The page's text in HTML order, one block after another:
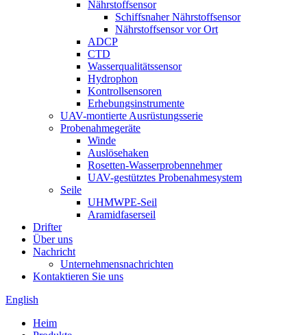
Nährstoffsensor
Schiffsnaher Nährstoffsensor
Nährstoffsensor vor Ort
ADCP
CTD
Wasserqualitätssensor
Hydrophon
Kontrollsensoren
Erhebungsinstrumente
UAV-montierte Ausrüstungsserie
Probenahmegeräte
Winde
Auslösehaken
Rosetten-Wasserprobennehmer
UAV-gestütztes Probenahmesystem
Seile
UHMWPE-Seil
Aramidfaserseil
Drifter
Über uns
Nachricht
Unternehmensnachrichten
Kontaktieren Sie uns
English
Heim